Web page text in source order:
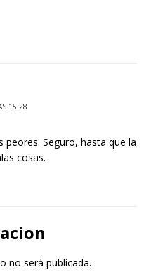
15:28
peores. Seguro, hasta que la
cosas.
no será publicada.